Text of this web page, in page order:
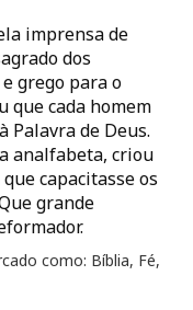
imprensa de
dos
grego para o
que cada homem
Palavra de Deus.
analfabeta, criou
capacitasse os
grande
como: Bíblia, Fé,